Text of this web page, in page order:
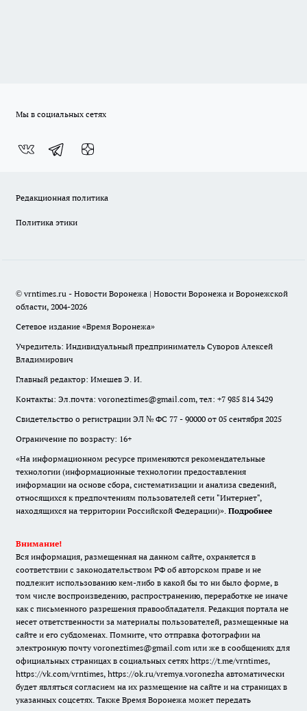
Мы в социальных сетях
Редакционная политика
Политика этики
© vrntimes.ru - Новости Воронежа | Новости Воронежа и Воронежской
области, 2004-2026
Сетевое издание «Время Воронежа»
Учредитель: Индивидуальный предприниматель Суворов Алексей
Владимирович
Главный редактор: Имешев Э. И.
Контакты: Эл.почта: voroneztimes@gmail.com, тел: +7 985 814 3429
Свидетельство о регистрации ЭЛ № ФС 77 - 90000 от 05 сентября 2025
Ограничение по возрасту: 16+
«На информационном ресурсе применяются рекомендательные
технологии (информационные технологии предоставления
информации на основе сбора, систематизации и анализа сведений,
относящихся к предпочтениям пользователей сети "Интернет",
находящихся на территории Российской Федерации)». Подробнее
Внимание!
Вся информация, размещенная на данном сайте, охраняется в
соответствии с законодательством РФ об авторском праве и не
подлежит использованию кем-либо в какой бы то ни было форме, в
том числе воспроизведению, распространению, переработке не иначе
как с письменного разрешения правообладателя. Редакция портала не
несет ответственности за материалы пользователей, размещенные на
сайте и его субдоменах. Помните, что отправка фотографии на
электронную почту voroneztimes@gmail.com или же в сообщениях для
официальных страницах в социальных сетях https://t.me/vrntimes,
https://vk.com/vrntimes, https://ok.ru/vremya.voronezha автоматически
будет являться согласием на их размещение на сайте и на страницах в
указанных соцсетях. Также Время Воронежа может передать